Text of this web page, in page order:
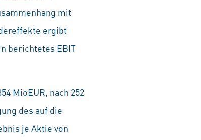
mit
ergibt
berichtetes EBIT
MioEUR, nach 252
des auf die
je Aktie von